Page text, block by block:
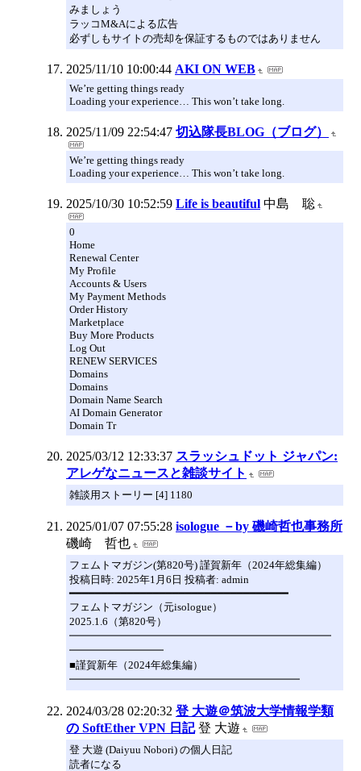
みましょう
ラッコM&Aによる広告
必ずしもサイトの売却を保証するものではありません
2025/11/10 10:00:44 AKI ON WEB
We’re getting things ready
Loading your experience… This won’t take long.
2025/11/09 22:54:47 切込隊長BLOG（ブログ）
We’re getting things ready
Loading your experience… This won’t take long.
2025/10/30 10:52:59 Life is beautiful 中島 聡
0
Home
Renewal Center
My Profile
Accounts & Users
My Payment Methods
Order History
Marketplace
Buy More Products
Log Out
RENEW SERVICES
Domains
Domains
Domain Name Search
AI Domain Generator
Domain Tr
2025/03/12 12:33:37 スラッシュドット ジャパン:
アレゲなニュースと雑談サイト
雑談用ストーリー [4] 1180
2025/01/07 07:55:28 isologue －by 磯崎哲也事務所
磯崎 哲也
フェムトマガジン(第820号) 謹賀新年（2024年総集編）
投稿日時: 2025年1月6日 投稿者: admin
━━━━━━━━━━━━━━━━━━━━━━━━━━━━━━━━━━
フェムトマガジン（元isologue）
2025.1.6（第820号）
━━━━━━━━━━━━━━━━━━━━━━━━━
━━━━━━━━━
■謹賀新年（2024年総集編）
━━━━━━━━━━━━━━━━━━━━━━
2024/03/28 02:20:32 登 大遊＠筑波大学情報学類
の SoftEther VPN 日記 登 大遊
登 大遊 (Daiyuu Nobori) の個人日記
読者になる